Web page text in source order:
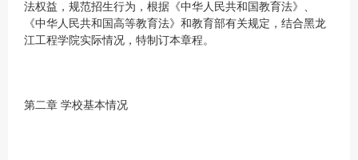
法权益，规范招生行为，根据《中华人民共和国教育法》、
《中华人民共和国高等教育法》和教育部有关规定，结合黑龙
江工程学院实际情况，特制订本章程。
第二章 学校基本情况